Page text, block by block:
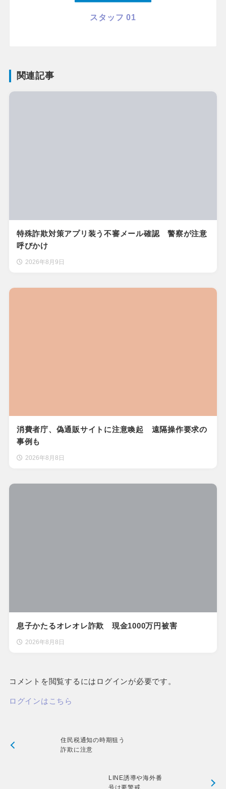
スタッフ 01
関連記事
特殊詐欺対策アプリ装う不審メール確認 警察が注意
呼びかけ
2026年8月9日
消費者庁、偽通販サイトに注意喚起 遠隔操作要求の
事例も
2026年8月8日
息子かたるオレオレ詐欺 現金1000万円被害
2026年8月8日
コメントを閲覧するにはログインが必要です。
ログインはこちら
住民税通知の時期狙う
詐欺に注意
LINE誘導や海外番
号は要警戒